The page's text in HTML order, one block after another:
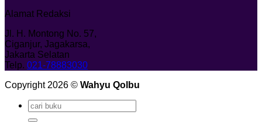
Alamat Redaksi
Jl. H. Montong No. 57,
Ciganjur, Jagakarsa,
Jakarta Selatan
Telp. 021-78883030
Copyright 2026 © Wahyu Qolbu
Search
for: